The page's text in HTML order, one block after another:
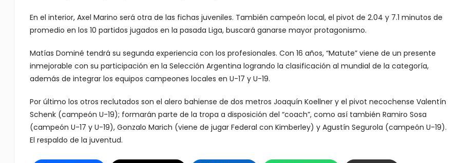
En el interior, Axel Marino será otra de las fichas juveniles. También campeón local, el pivot de 2.04 y 7.1 minutos de
promedio en los 10 partidos jugados en la pasada Liga, buscará ganarse mayor protagonismo.
Matías Dominé tendrá su segunda experiencia con los profesionales. Con 16 años, “Matute” viene de un presente
inmejorable con su participación en la Selección Argentina logrando la clasificación al mundial de la categoría,
además de integrar los equipos campeones locales en U-17 y U-19.
Por último los otros reclutados son el alero bahiense de dos metros Joaquín Koellner y el pivot necochense Valentín
Schenk (campeón U-19); formarán parte de la tropa a disposición del “coach”, como así también Ramiro Sosa
(campeón U-17 y U-19), Gonzalo Marich (viene de jugar Federal con Kimberley) y Agustín Segurola (campeón U-19).
El respaldo de la juventud.